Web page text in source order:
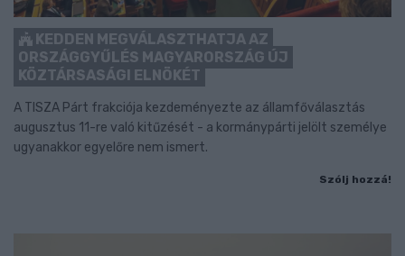
KEDDEN MEGVÁLASZTHATJA AZ
ORSZÁGGYŰLÉS MAGYARORSZÁG ÚJ
KÖZTÁRSASÁGI ELNÖKÉT
A TISZA Párt frakciója kezdeményezte az államfőválasztás
augusztus 11-re való kitűzését - a kormánypárti jelölt személye
ugyanakkor egyelőre nem ismert.
Szólj hozzá!